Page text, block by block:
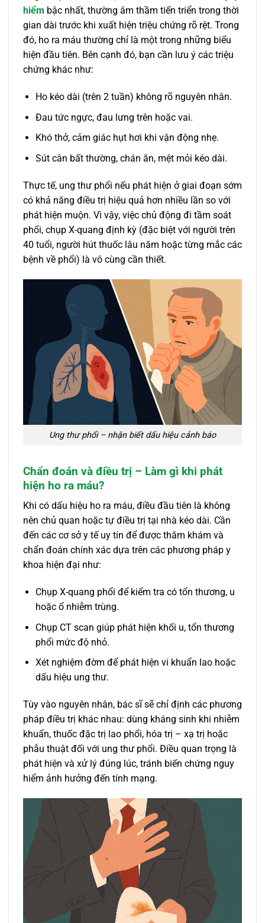
hiểm bậc nhất, thường âm thầm tiến triển trong thời
gian dài trước khi xuất hiện triệu chứng rõ rệt. Trong
đó, ho ra máu thường chỉ là một trong những biểu
hiện đầu tiên. Bên cạnh đó, bạn cần lưu ý các triệu
chứng khác như:
Ho kéo dài (trên 2 tuần) không rõ nguyên nhân.
Đau tức ngực, đau lưng trên hoặc vai.
Khó thở, cảm giác hụt hơi khi vận động nhẹ.
Sút cân bất thường, chán ăn, mệt mỏi kéo dài.
Thực tế, ung thư phổi nếu phát hiện ở giai đoạn sớm
có khả năng điều trị hiệu quả hơn nhiều lần so với
phát hiện muộn. Vì vậy, việc chủ động đi tầm soát
phổi, chụp X-quang định kỳ (đặc biệt với người trên
40 tuổi, người hút thuốc lâu năm hoặc từng mắc các
bệnh về phổi) là vô cùng cần thiết.
Ung thư phổi – nhận biết dấu hiệu cảnh báo
Chẩn đoán và điều trị – Làm gì khi phát
hiện ho ra máu?
Khi có dấu hiệu ho ra máu, điều đầu tiên là không
nên chủ quan hoặc tự điều trị tại nhà kéo dài. Cần
đến các cơ sở y tế uy tín để được thăm khám và
chẩn đoán chính xác dựa trên các phương pháp y
khoa hiện đại như:
Chụp X-quang phổi để kiểm tra có tổn thương, u
hoặc ổ nhiễm trùng.
Chụp CT scan giúp phát hiện khối u, tổn thương
phổi mức độ nhỏ.
Xét nghiệm đờm để phát hiện vi khuẩn lao hoặc
dấu hiệu ung thư.
Tùy vào nguyên nhân, bác sĩ sẽ chỉ định các phương
pháp điều trị khác nhau: dùng kháng sinh khi nhiễm
khuẩn, thuốc đặc trị lao phổi, hóa trị – xạ trị hoặc
phẫu thuật đối với ung thư phổi. Điều quan trọng là
phát hiện và xử lý đúng lúc, tránh biến chứng nguy
hiểm ảnh hưởng đến tính mạng.